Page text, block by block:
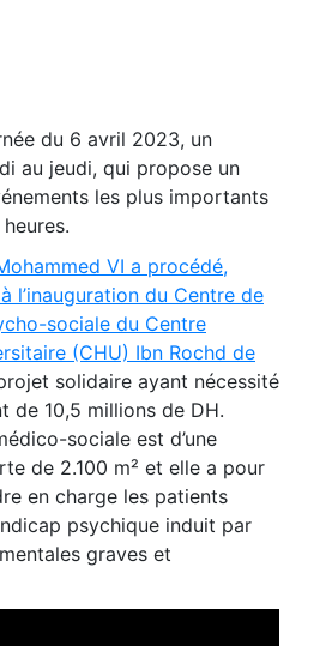
du 6 avril 2023, un
au jeudi, qui propose un
les plus importants
VI a procédé,
l’inauguration du Centre de
sociale du Centre
(CHU) Ibn Rochd de
solidaire ayant nécessité
de 10,5 millions de DH.
sociale est d’une
de 2.100 m² et elle a pour
en charge les patients
psychique induit par
graves et